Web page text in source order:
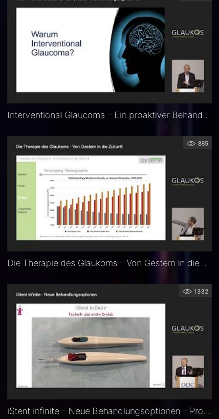
Interventional Glaucoma – Ein proaktiver Behandlungsalgorithmus – Priv.-Doz. Dr. Karl Mercieca
885
Die Therapie des Glaukoms – Von Gestern in die Zukunft – Prof. Dr. med. Alireza Mirshahi
1332
iStent infinite – Neue Behandlungsoptionen – Prof. Dr. Dr. h.c. Anselm Jünemann